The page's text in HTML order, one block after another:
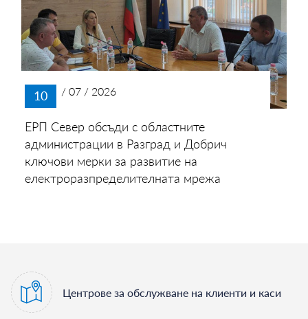
10 / 07 / 2026
ЕРП Север обсъди с областните
администрации в Разград и Добрич
ключови мерки за развитие на
електроразпределителната мрежа
Центрове за обслужване на клиенти и каси